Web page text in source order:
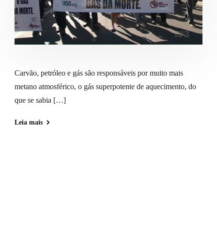
Carvão, petróleo e gás são responsáveis por muito mais
metano atmosférico, o gás superpotente de aquecimento, do
que se sabia […]
Leia mais